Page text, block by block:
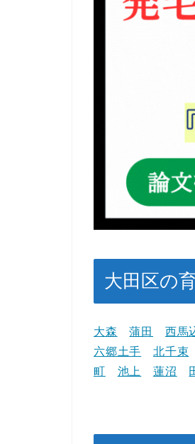
大田区の
大森 蒲田 西馬
六郷土手
北千束
町
池上 蓮沼